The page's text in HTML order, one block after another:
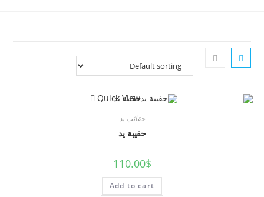
Quick View
حقائب يد
حقيبة يد
110.00$
Add to cart